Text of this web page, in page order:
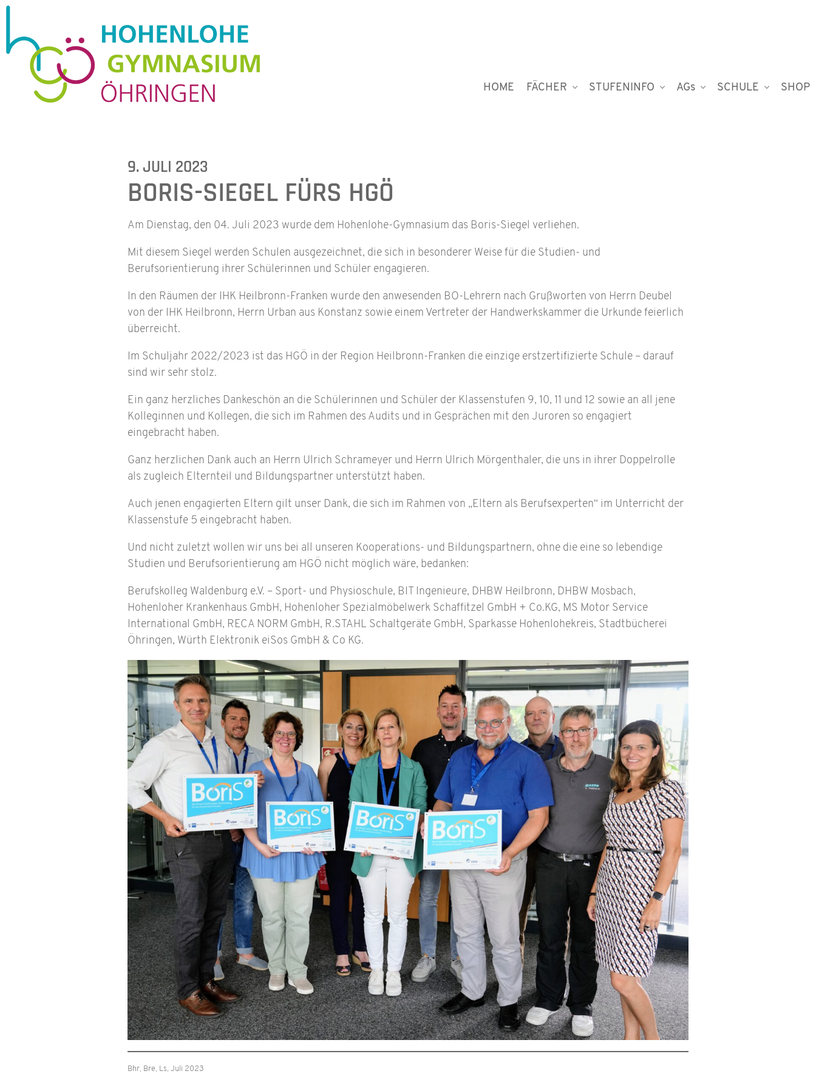
HOME FÄCHER STUFENINFO AGs SCHULE SHOP
9. JULI 2023
BORIS-SIEGEL FÜRS HGÖ
Am Dienstag, den 04. Juli 2023 wurde dem Hohenlohe-Gymnasium das Boris-Siegel verliehen.
Mit diesem Siegel werden Schulen ausgezeichnet, die sich in besonderer Weise für die Studien- und
Berufsorientierung ihrer Schülerinnen und Schüler engagieren.
In den Räumen der IHK Heilbronn-Franken wurde den anwesenden BO-Lehrern nach Grußworten von Herrn Deubel
von der IHK Heilbronn, Herrn Urban aus Konstanz sowie einem Vertreter der Handwerkskammer die Urkunde feierlich
überreicht.
Im Schuljahr 2022/2023 ist das HGÖ in der Region Heilbronn-Franken die einzige erstzertifizierte Schule – darauf
sind wir sehr stolz.
Ein ganz herzliches Dankeschön an die Schülerinnen und Schüler der Klassenstufen 9, 10, 11 und 12 sowie an all jene
Kolleginnen und Kollegen, die sich im Rahmen des Audits und in Gesprächen mit den Juroren so engagiert
eingebracht haben.
Ganz herzlichen Dank auch an Herrn Ulrich Schrameyer und Herrn Ulrich Mörgenthaler, die uns in ihrer Doppelrolle
als zugleich Elternteil und Bildungspartner unterstützt haben.
Auch jenen engagierten Eltern gilt unser Dank, die sich im Rahmen von „Eltern als Berufsexperten“ im Unterricht der
Klassenstufe 5 eingebracht haben.
Und nicht zuletzt wollen wir uns bei all unseren Kooperations- und Bildungspartnern, ohne die eine so lebendige
Studien und Berufsorientierung am HGÖ nicht möglich wäre, bedanken:
Berufskolleg Waldenburg e.V. – Sport- und Physioschule, BIT Ingenieure, DHBW Heilbronn, DHBW Mosbach,
Hohenloher Krankenhaus GmbH, Hohenloher Spezialmöbelwerk Schaffitzel GmbH + Co.KG, MS Motor Service
International GmbH, RECA NORM GmbH, R.STAHL Schaltgeräte GmbH, Sparkasse Hohenlohekreis, Stadtbücherei
Öhringen, Würth Elektronik eiSos GmbH & Co KG.
Bhr, Bre, Ls, Juli 2023